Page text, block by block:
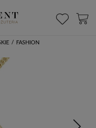
/ FASHION